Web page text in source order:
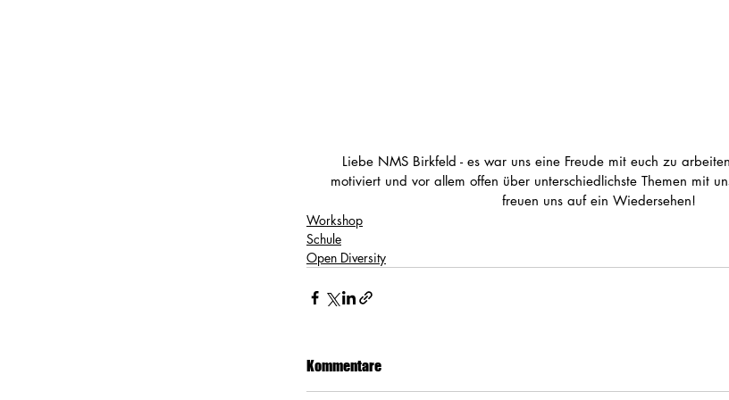
Liebe NMS Birkfeld - es war uns eine Freude mit euch zu
motiviert und vor allem offen über unterschiedlichste Themen mit
freuen uns auf ein Wiedersehen!
Workshop
Schule
Open Diversity
Kommentare